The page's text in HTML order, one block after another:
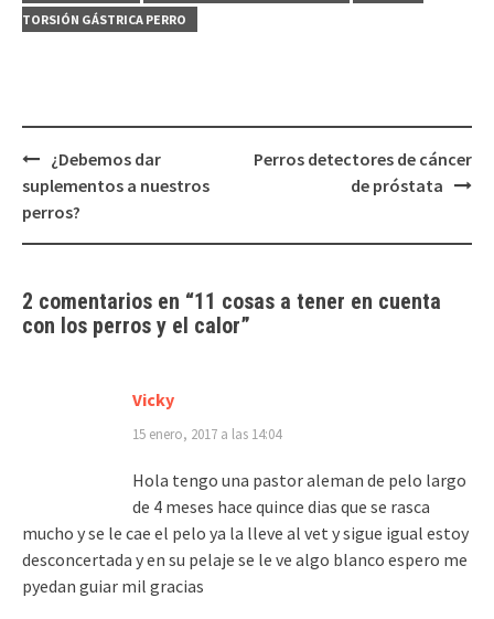
TORSIÓN GÁSTRICA PERRO
Navegación
de
entradas
¿Debemos dar
suplementos a nuestros
perros?
Perros detectores de cáncer
de próstata
2 comentarios en “11 cosas a tener en cuenta
con los perros y el calor”
Vicky
15 enero, 2017 a las 14:04
Hola tengo una pastor aleman de pelo largo
de 4 meses hace quince dias que se rasca
mucho y se le cae el pelo ya la lleve al vet y sigue igual estoy
desconcertada y en su pelaje se le ve algo blanco espero me
pyedan guiar mil gracias